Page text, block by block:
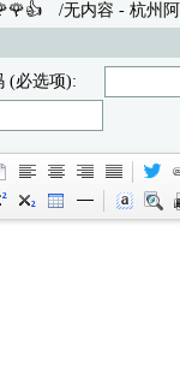
/无内容 - 杭州阿
(必选项):